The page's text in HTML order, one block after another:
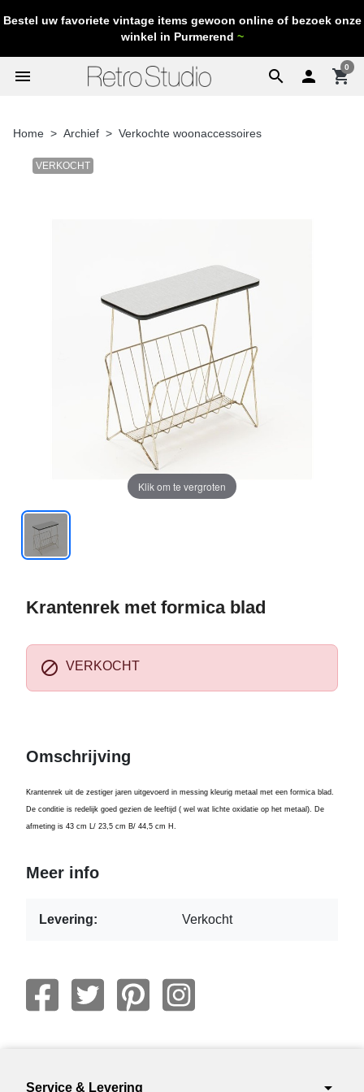
Bestel uw favoriete vintage items gewoon online of bezoek onze
winkel in Purmerend ~
search
menu  shopping_cart
0
Home Archief Verkochte woonaccessoires
VERKOCHT
Klik om te vergroten
Krantenrek met formica blad
 VERKOCHT
Omschrijving
Krantenrek uit de zestiger jaren uitgevoerd in messing kleurig metaal met een formica blad.
De conditie is redelijk goed gezien de leeftijd ( wel wat lichte oxidatie op het metaal). De
afmeting is 43 cm L/ 23,5 cm B/ 44,5 cm H.
Meer info
Levering: Verkocht
Service & Levering